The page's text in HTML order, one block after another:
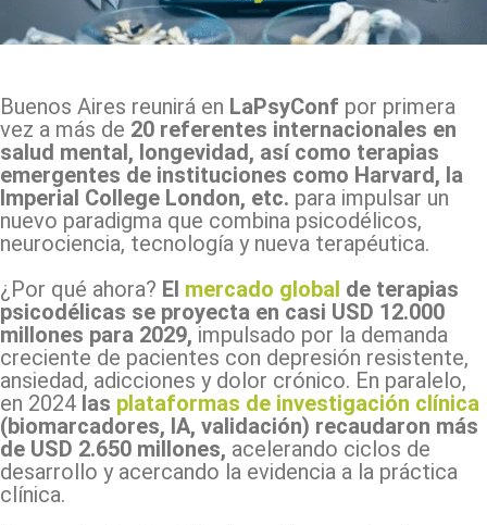
Buenos Aires reunirá en LaPsyConf por primera
vez a más de 20 referentes internacionales en
salud mental, longevidad, así como terapias
emergentes de instituciones como Harvard, la
Imperial College London, etc. para impulsar un
nuevo paradigma que combina psicodélicos,
neurociencia, tecnología y nueva terapéutica.
¿Por qué ahora? El mercado global de terapias
psicodélicas se proyecta en casi USD 12.000
millones para 2029, impulsado por la demanda
creciente de pacientes con depresión resistente,
ansiedad, adicciones y dolor crónico. En paralelo,
en 2024 las plataformas de investigación clínica
(biomarcadores, IA, validación) recaudaron más
de USD 2.650 millones, acelerando ciclos de
desarrollo y acercando la evidencia a la práctica
clínica.